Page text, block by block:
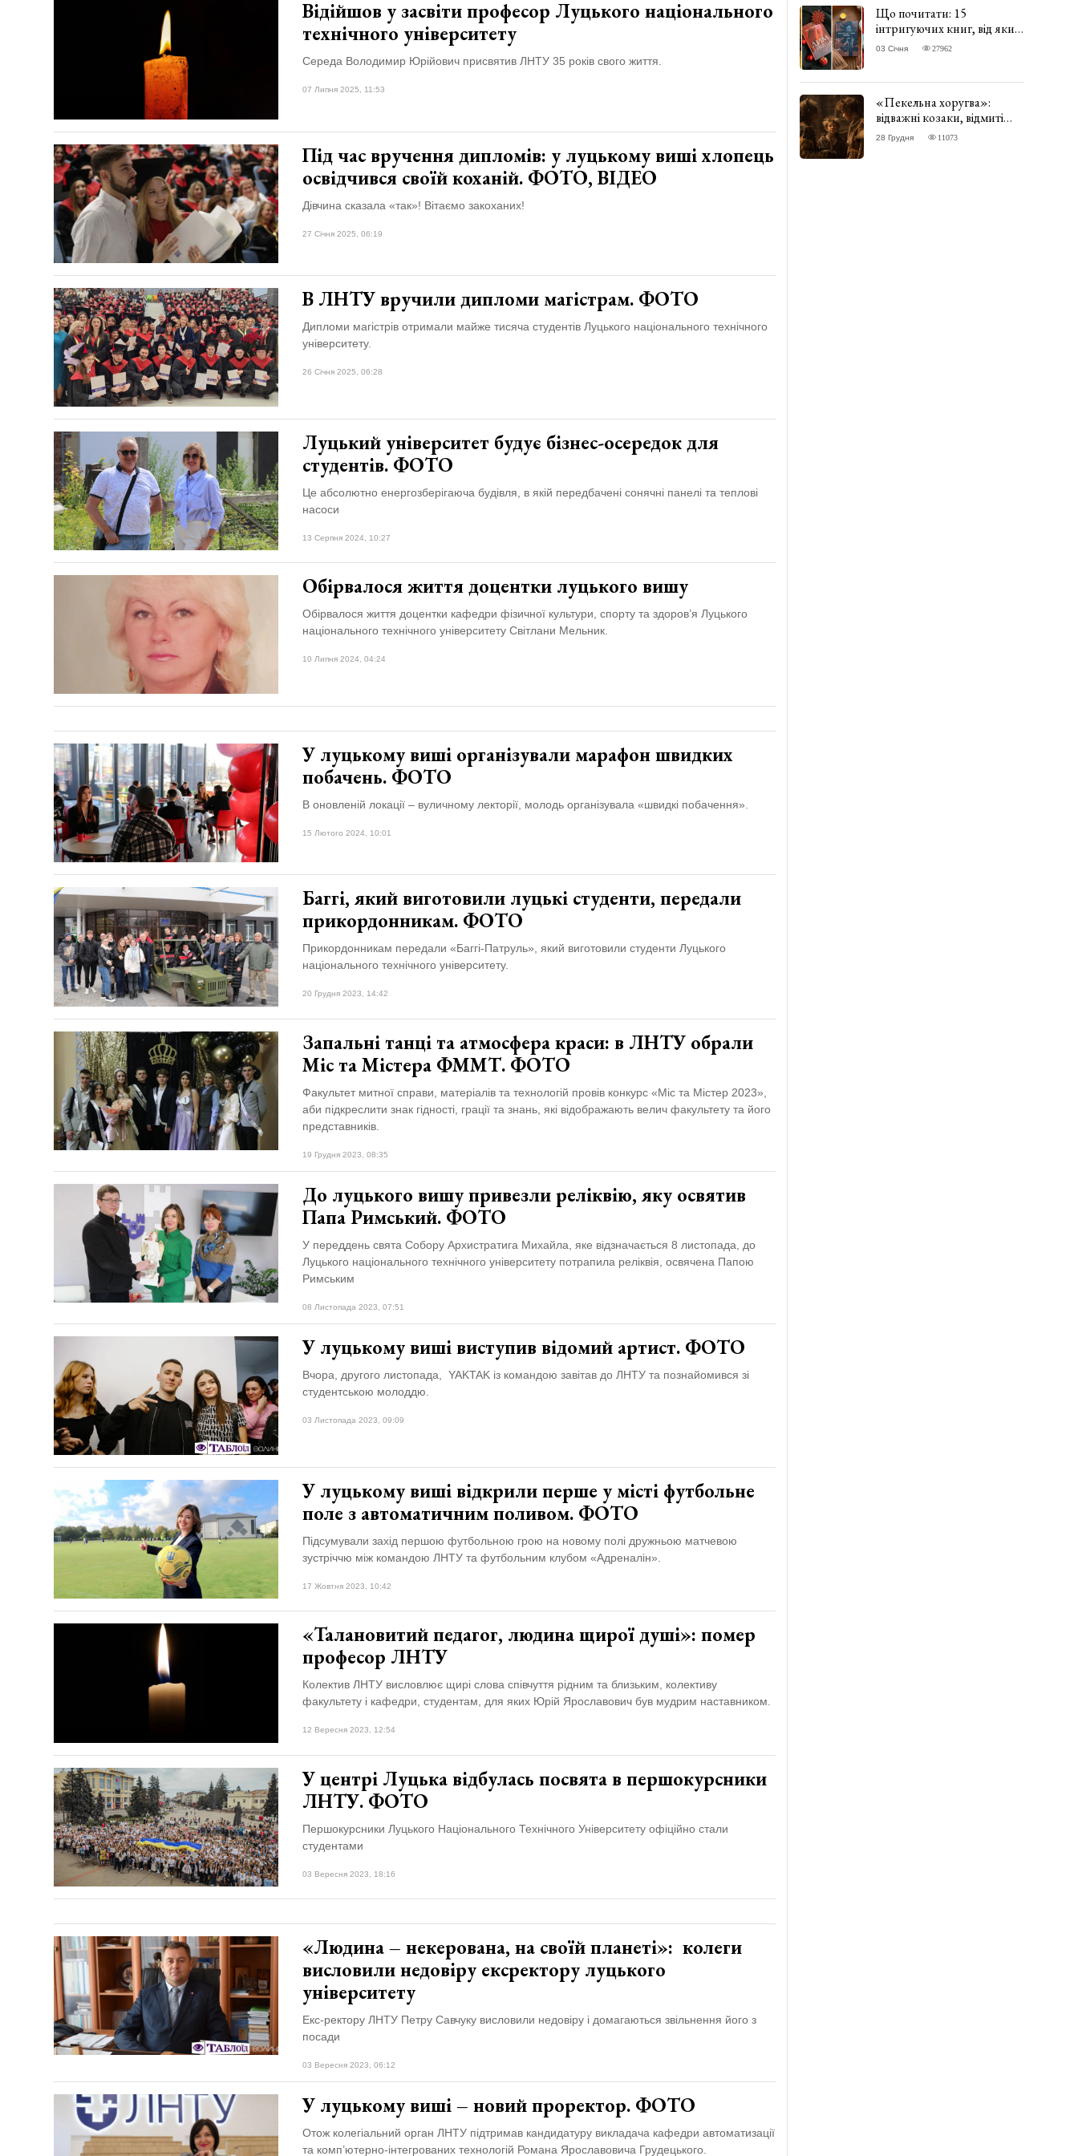
Відійшов у засвіти професор Луцького національного
технічного університету
Середа Володимир Юрійович присвятив ЛНТУ 35 років свого життя.
07 Липня 2025, 11:53
Під час вручення дипломів: у луцькому виші хлопець
освідчився своїй коханій. ФОТО, ВІДЕО
Дівчина сказала «так»! Вітаємо закоханих!
27 Січня 2025, 06:19
В ЛНТУ вручили дипломи магістрам. ФОТО
Дипломи магістрів отримали майже тисяча студентів Луцького національного технічного
університету.
26 Січня 2025, 06:28
Луцький університет будує бізнес-осередок для
студентів. ФОТО
Це абсолютно енергозберігаюча будівля, в якій передбачені сонячні панелі та теплові
насоси
13 Серпня 2024, 10:27
Обірвалося життя доцентки луцького вишу
Обірвалося життя доцентки кафедри фізичної культури, спорту та здоров’я Луцького
національного технічного університету Світлани Мельник.
10 Липня 2024, 04:24
У луцькому виші організували марафон швидких
побачень. ФОТО
В оновленій локації – вуличному лекторії, молодь організувала «швидкі побачення».
15 Лютого 2024, 10:01
Баггі, який виготовили луцькі студенти, передали
прикордонникам. ФОТО
Прикордонникам передали «Баггі-Патруль», який виготовили студенти Луцького
національного технічного університету.
20 Грудня 2023, 14:42
Запальні танці та атмосфера краси: в ЛНТУ обрали
Міс та Містера ФММТ. ФОТО
Факультет митної справи, матеріалів та технологій провів конкурс «Міс та Містер 2023»,
аби підкреслити знак гідності, грації та знань, які відображають велич факультету та його
представників.
19 Грудня 2023, 08:35
До луцького вишу привезли реліквію, яку освятив
Папа Римський. ФОТО
У переддень свята Собору Архистратига Михайла, яке відзначається 8 листопада, до
Луцького національного технічного університету потрапила реліквія, освячена Папою
Римським
08 Листопада 2023, 07:51
У луцькому виші виступив відомий артист. ФОТО
Вчора, другого листопада, YAKTAK із командою завітав до ЛНТУ та познайомився зі
студентською молоддю.
03 Листопада 2023, 09:09
У луцькому виші відкрили перше у місті футбольне
поле з автоматичним поливом. ФОТО
Підсумували захід першою футбольною грою на новому полі дружньою матчевою
зустріччю між командою ЛНТУ та футбольним клубом «Адреналін».
17 Жовтня 2023, 10:42
«Талановитий педагог, людина щирої душі»: помер
професор ЛНТУ
Колектив ЛНТУ висловлює щирі слова співчуття рідним та близьким, колективу
факультету і кафедри, студентам, для яких Юрій Ярославович був мудрим наставником.
12 Вересня 2023, 12:54
У центрі Луцька відбулась посвята в першокурсники
ЛНТУ. ФОТО
Першокурсники Луцького Національного Технічного Університету офіційно стали
студентами
03 Вересня 2023, 18:16
«Людина – некерована, на своїй планеті»: колеги
висловили недовіру ексректору луцького
університету
Екс-ректору ЛНТУ Петру Савчуку висловили недовіру і домагаються звільнення його з
посади
03 Вересня 2023, 06:12
У луцькому виші – новий проректор. ФОТО
Отож колегіальний орган ЛНТУ підтримав кандидатуру викладача кафедри автоматизації
та комп’ютерно-інтегрованих технологій Романа Ярославовича Грудецького.
Що почитати: 15
інтригуючих книг, від яких
важко відірватись. ФОТО
03 Січня 27962
«Пекельна хоругва»:
відважні козаки, відмиті
чорти та відчайдушний
28 Грудня 11073